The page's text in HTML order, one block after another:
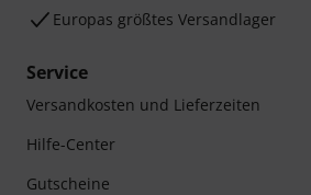
Europas größtes Versandlager
Service
Versandkosten und Lieferzeiten
Hilfe-Center
Gutscheine